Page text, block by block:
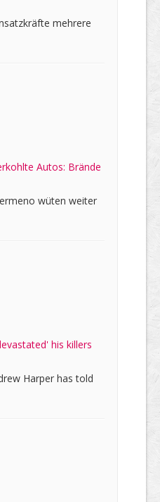
mehrere
Autos: Brände
wüten weiter
his killers
Harper has told